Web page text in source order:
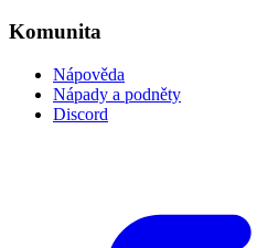
Komunita
Nápověda
Nápady a podněty
Discord